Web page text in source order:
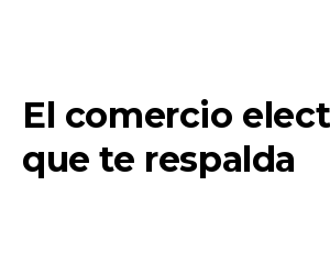
El comercio
que te respalda